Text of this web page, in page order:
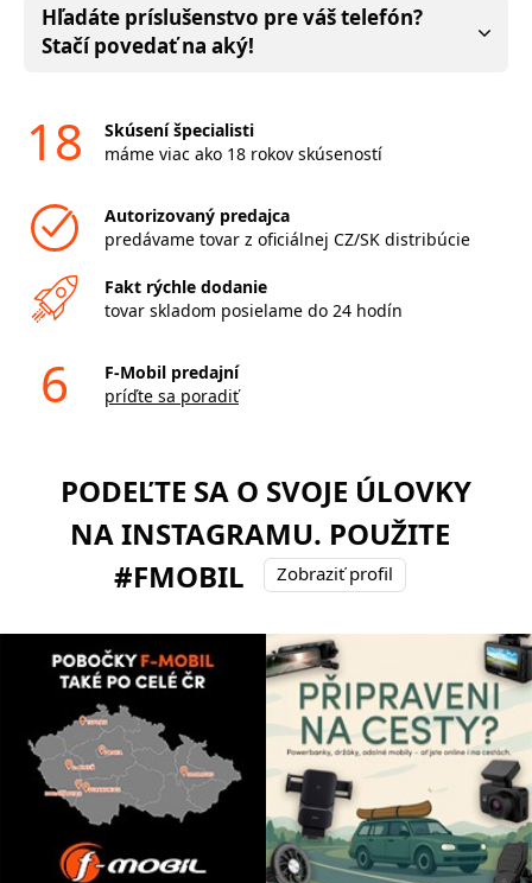
Hľadáte príslušenstvo pre váš telefón?
Stačí povedať na aký!
18
Skúsení špecialisti
máme viac ako 18 rokov skúseností
Autorizovaný predajca
predávame tovar z oficiálnej CZ/SK distribúcie
Fakt rýchle dodanie
tovar skladom posielame do 24 hodín
6
F-Mobil predajní
príďte sa poradiť
PODEĽTE SA O SVOJE ÚLOVKY
NA INSTAGRAMU. POUŽITE
#FMOBIL
Zobraziť profil